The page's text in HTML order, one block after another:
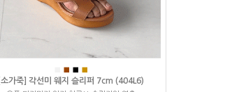
■ ■ ■
[소가죽] 각선미 웨지 슬리퍼 7cm (404L6)